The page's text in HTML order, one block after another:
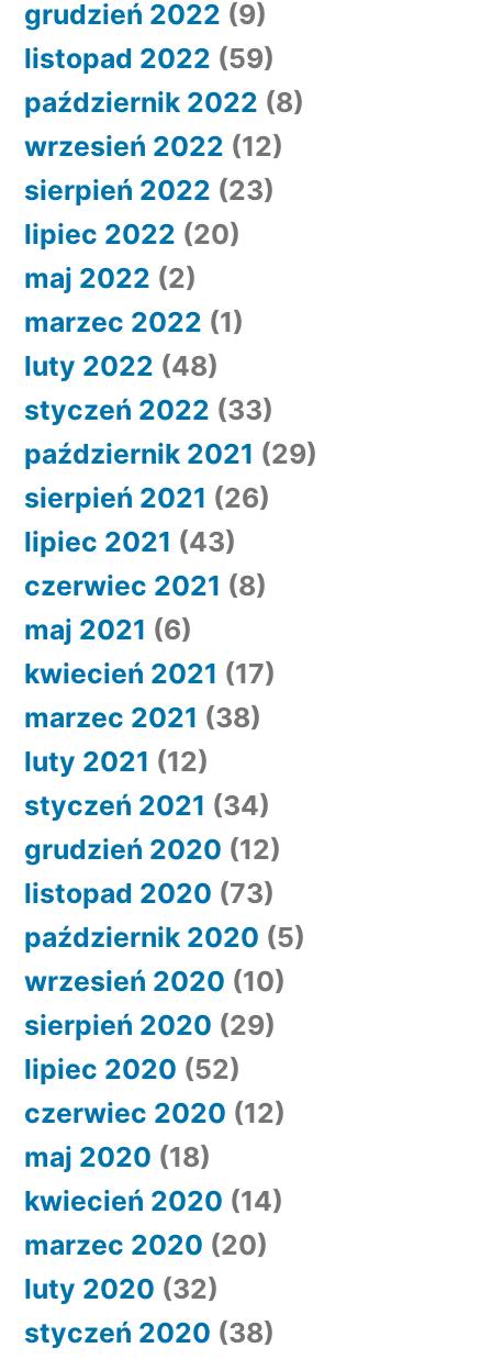
grudzień 2022 (9)
listopad 2022 (59)
październik 2022 (8)
wrzesień 2022 (12)
sierpień 2022 (23)
lipiec 2022 (20)
maj 2022 (2)
marzec 2022 (1)
luty 2022 (48)
styczeń 2022 (33)
październik 2021 (29)
sierpień 2021 (26)
lipiec 2021 (43)
czerwiec 2021 (8)
maj 2021 (6)
kwiecień 2021 (17)
marzec 2021 (38)
luty 2021 (12)
styczeń 2021 (34)
grudzień 2020 (12)
listopad 2020 (73)
październik 2020 (5)
wrzesień 2020 (10)
sierpień 2020 (29)
lipiec 2020 (52)
czerwiec 2020 (12)
maj 2020 (18)
kwiecień 2020 (14)
marzec 2020 (20)
luty 2020 (32)
styczeń 2020 (38)